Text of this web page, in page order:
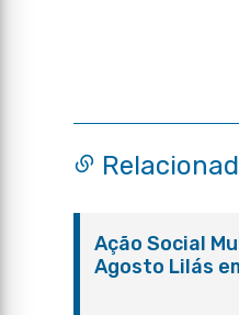
Ação Social
Agosto Lilás